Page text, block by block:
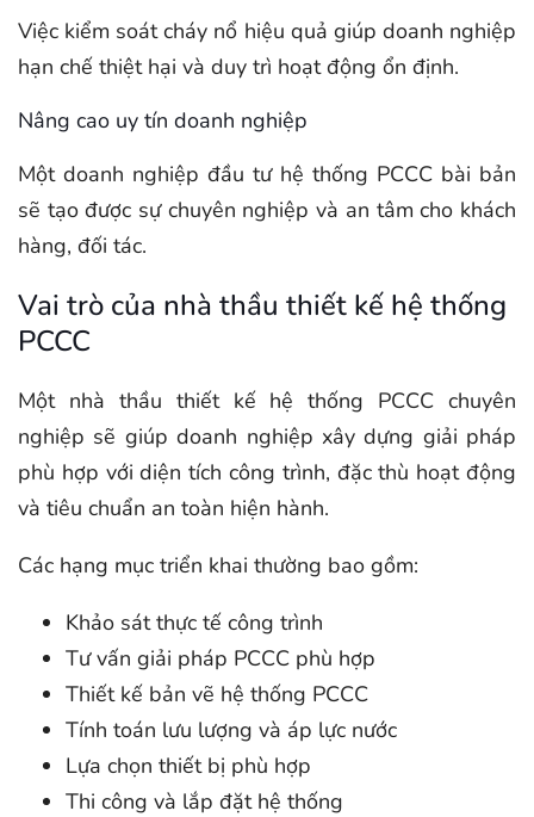
Việc kiểm soát cháy nổ hiệu quả giúp doanh nghiệp
hạn chế thiệt hại và duy trì hoạt động ổn định.
Nâng cao uy tín doanh nghiệp
Một doanh nghiệp đầu tư hệ thống PCCC bài bản
sẽ tạo được sự chuyên nghiệp và an tâm cho khách
hàng, đối tác.
Vai trò của nhà thầu thiết kế hệ thống
PCCC
Một nhà thầu thiết kế hệ thống PCCC chuyên
nghiệp sẽ giúp doanh nghiệp xây dựng giải pháp
phù hợp với diện tích công trình, đặc thù hoạt động
và tiêu chuẩn an toàn hiện hành.
Các hạng mục triển khai thường bao gồm:
Khảo sát thực tế công trình
Tư vấn giải pháp PCCC phù hợp
Thiết kế bản vẽ hệ thống PCCC
Tính toán lưu lượng và áp lực nước
Lựa chọn thiết bị phù hợp
Thi công và lắp đặt hệ thống